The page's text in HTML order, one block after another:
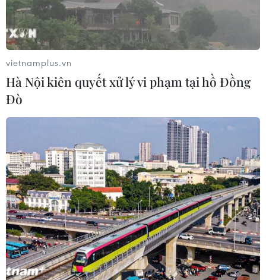
Ngoại trưởng Ireland chỉ trích cách tiếp
cận của tân Thủ tướng Anh
26/07/2019 14:04
Trả lời báo giới ngày 26/7, Ngoại trưởng Coveney cho
rằng những tuyên bố của tân Thủ tướng Anh "không
giúp ích" cho tiến trình Brexit.
vietnamplus.vn
Hà Nội kiên quyết xử lý vi phạm tại hồ Đồng
Đò